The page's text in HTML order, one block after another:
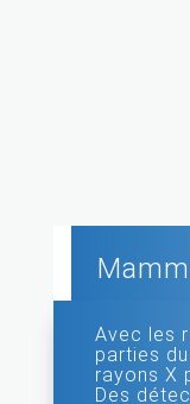
Avec les
parties
rayons X
Des